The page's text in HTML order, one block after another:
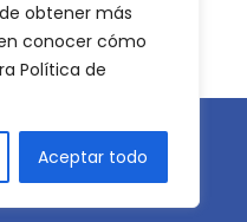
obtener más
conocer cómo
Política de
Aceptar todo